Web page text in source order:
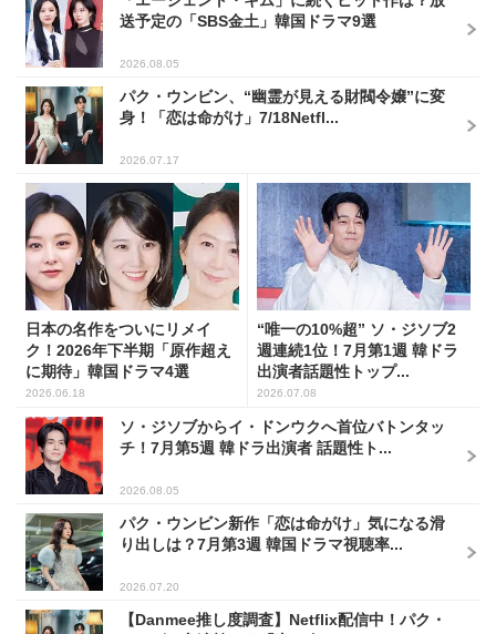
2026.07.17
日本の名作をついにリメイ
ク！2026年下半期「原作超え
に期待」韓国ドラマ4選
2026.06.18
“唯一の10%超” ソ・ジソブ2
週連続1位！7月第1週 韓ドラ
出演者話題性トップ...
2026.07.08
ソ・ジソブからイ・ドンウクへ首位バトンタッ
チ！7月第5週 韓ドラ出演者 話題性ト...
2026.08.05
パク・ウンビン新作「恋は命がけ」気になる滑
り出しは？7月第3週 韓国ドラマ視聴率...
2026.07.20
ウンビン主演韓ドラ「恋は命...
2026.07.27